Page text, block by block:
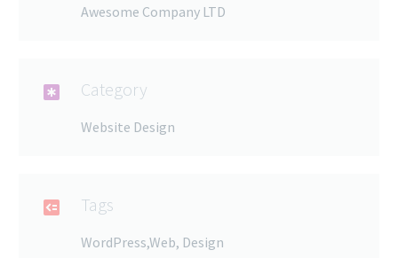
Awesome Company LTD
 Category
Website Design
 Tags
WordPress,Web, Design